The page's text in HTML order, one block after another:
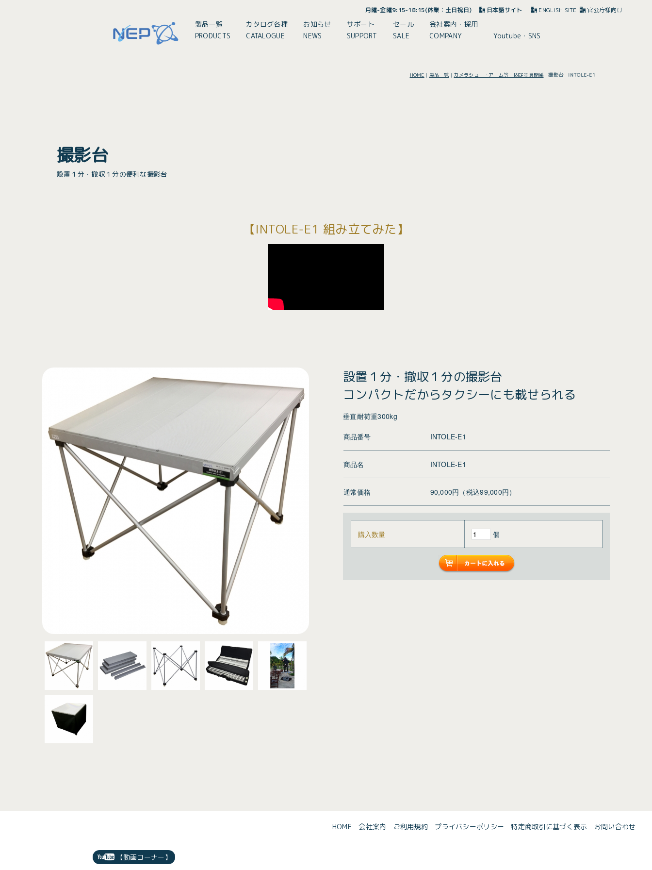
月曜-金曜9:15-18:15(休業：土日祝日) 日本語サイト ENGLISH SITE 官公庁様向け
製品一覧
PRODUCTS
カタログ各種
CATALOGUE
お知らせ
NEWS
サポート
SUPPORT
セール
SALE
会社案内・採用
COMPANY
Youtube・SNS
HOME | 製品一覧 | カメラシュー・アーム等 固定金具関係 |撮影台 INTOLE-E1
撮影台
設置１分・撤収１分の便利な撮影台
【INTOLE-E1 組み立てみた】
設置１分・撤収１分の撮影台
コンパクトだからタクシーにも載せられる
垂直耐荷重300kg
商品番号 INTOLE-E1
商品名 INTOLE-E1
通常価格 90,000円（税込99,000円）
購入数量 個
【動画コーナー】
HOME 会社案内 ご利用規約 プライバシーポリシー 特定商取引に基づく表示 お問い合わせ